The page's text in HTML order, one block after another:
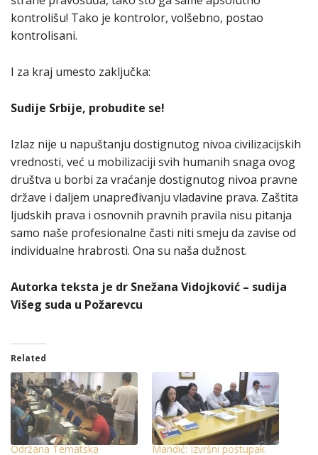
kontrolišu! Tako je kontrolor, volšebno, postao
kontrolisani.
I za kraj umesto zaključka:
Sudije Srbije, probudite se!
Izlaz nije u napuštanju dostignutog nivoa civilizacijskih
vrednosti, već u mobilizaciji svih humanih snaga ovog
društva u borbi za vraćanje dostignutog nivoa pravne
države i daljem unapređivanju vladavine prava. Zaštita
ljudskih prava i osnovnih pravnih pravila nisu pitanja
samo naše profesionalne časti niti smeju da zavise od
individualne hrabrosti. Ona su naša dužnost.
Autorka teksta je dr Snežana Vidojković – sudija
Višeg suda u Požarevcu
Related
Održana Tematska Mandić: Izvršni postupak